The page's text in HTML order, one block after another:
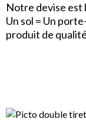
Notre devise est
Un sol = Un
produit de